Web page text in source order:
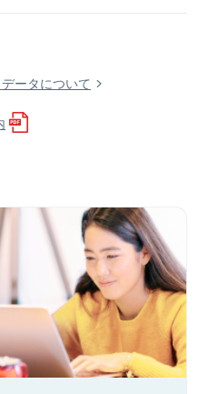
ータについて